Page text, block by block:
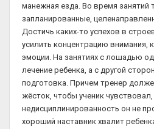
манежная езда. Во время занятий
запланированные,
Достичь каких-то успехов в
усилить концентрацию внимания,
эмоции. На занятиях с лошадью
лечение ребенка, а с другой
подготовка. Причем тренер
жёсток, чтобы ученик чувствовал,
недисциплинированность он не
хороший наставник хвалит